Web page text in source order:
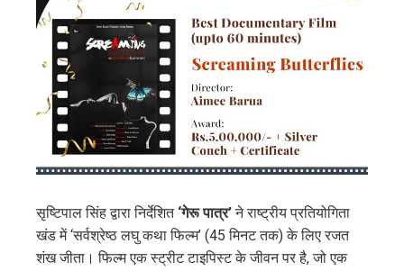
सृष्टिपाल सिंह द्वारा निर्देशित ‘गेरू पात्र’ने राष्ट्रीय प्रतियोगिता
खंड में ‘सर्वश्रेष्ठ लघु कथा फिल्म’ (45 मिनट तक) के लिए रजत
शंख जीता। फिल्म एक स्ट्रीट टाइपिस्ट के जीवन पर है, जो एक